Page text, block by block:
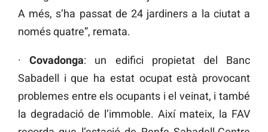
A més, s’ha passat de 24 jardiners a la ciutat a
només quatre”, remata.
·Covadonga: un edifici propietat del Banc
Sabadell i que ha estat ocupat està provocant
problemes entre els ocupants i el veinat, i també
la degradació de l’immoble. Així mateix, la FAV